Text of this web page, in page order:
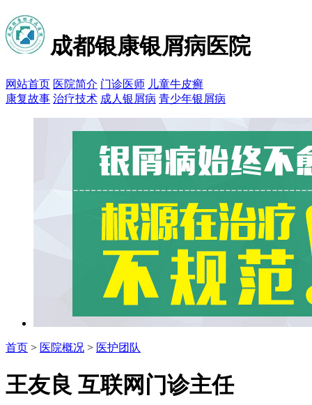
成都银康银屑病医院
网站首页 医院简介 门诊医师 儿童牛皮癣
康复故事 治疗技术 成人银屑病 青少年银屑病
首页 > 医院概况 > 医护团队
王友良 互联网门诊主任